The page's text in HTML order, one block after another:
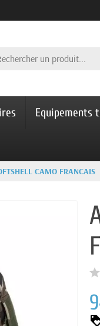
Equipements
CAMO FRANCAIS